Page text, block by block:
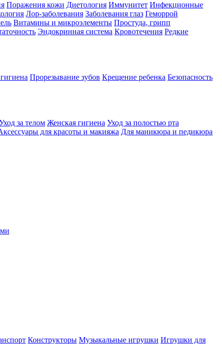
Поражения кожи Диетология Иммунитет Инфекционные
Лор-заболевания Заболевания глаз Геморрой
Витамины и микроэлементы Простуда, грипп
Эндокринная система Кровотечения Редкие
Прорезывание зубов Крещение ребенка Безопасность
за телом Женская гигиена Уход за полостью рта
для красоты и макияжа Для маникюра и педикюра
Конструкторы Музыкальные игрушки Игрушки для